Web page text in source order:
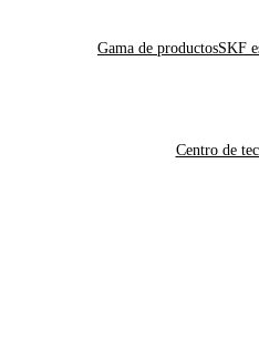
Gama de productosSKF
Centro de